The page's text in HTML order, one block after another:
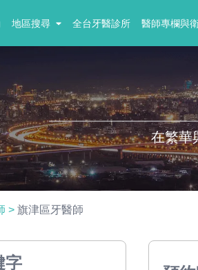
地區搜尋 全台牙醫診所 醫師專欄與
在繁華
> 旗津區牙醫師
字